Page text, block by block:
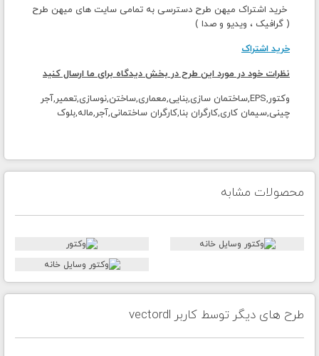
خرید اشتراک میهن طرح دسترسی به تمامی سایت های میهن طرح
( گرافیک ، ویدیو و صدا )
خرید اشتراک
نظرات خود در مورد این طرح در بخش دیدگاه برای ما ارسال کنید
وکتور,EPS,ساختمان سازی,بنایی,معماری,ساختن,نوسازی,تعمیر,آجر
چینی,سیمان کاری,کارگران بنا,کارگران ساختمانی,آجر,ماله,بلوک
محصولات مشابه
طرح های دیگر توسط کاربر vectordl